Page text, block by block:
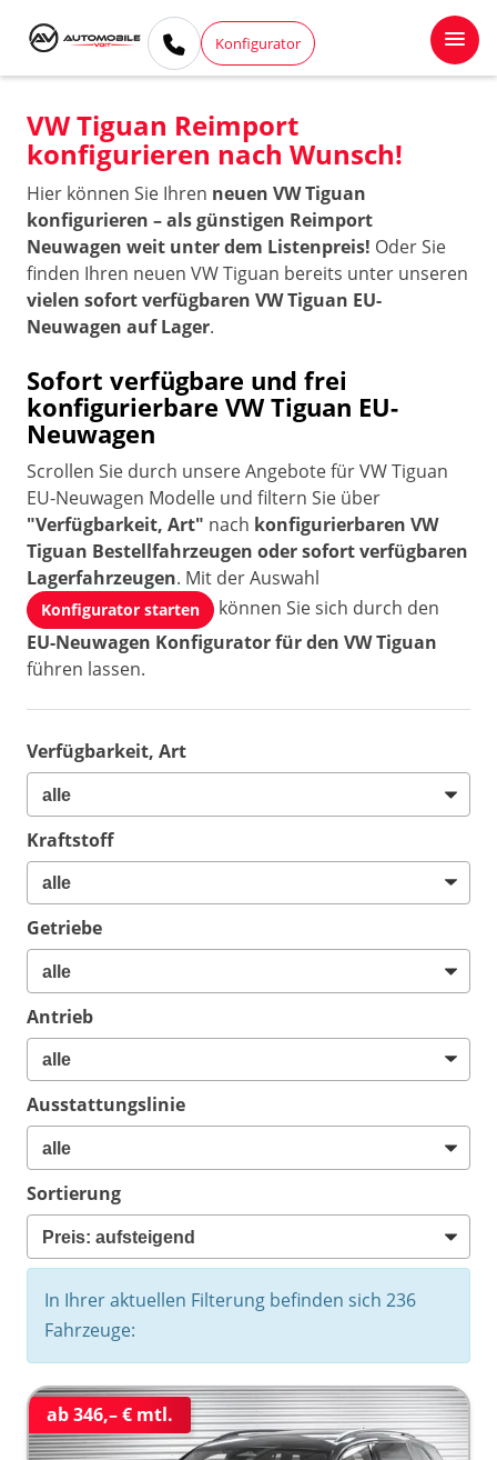
Konfigurator
VW Tiguan Reimport
konfigurieren nach Wunsch!
Hier können Sie Ihren neuen VW Tiguan
konfigurieren – als günstigen Reimport
Neuwagen weit unter dem Listenpreis! Oder Sie
finden Ihren neuen VW Tiguan bereits unter unseren
vielen sofort verfügbaren VW Tiguan EU-
Neuwagen auf Lager.
Sofort verfügbare und frei
konfigurierbare VW Tiguan EU-
Neuwagen
Scrollen Sie durch unsere Angebote für VW Tiguan
EU-Neuwagen Modelle und filtern Sie über
"Verfügbarkeit, Art" nach konfigurierbaren VW
Tiguan Bestellfahrzeugen oder sofort verfügbaren
Lagerfahrzeugen. Mit der Auswahl
Konfigurator starten
können Sie sich durch den
EU-Neuwagen Konfigurator für den VW Tiguan
führen lassen.
Verfügbarkeit, Art
Kraftstoff
Getriebe
Antrieb
Ausstattungslinie
Sortierung
In Ihrer aktuellen Filterung befinden sich 236
Fahrzeuge:
ab 346,– € mtl.